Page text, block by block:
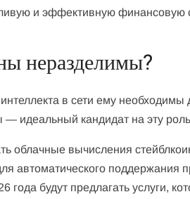
и эффективную финансовую
неразделимы?
в сети ему
идеальный кандидат на эту
облачные вычисления
автоматического поддержания
года будут предлагать услуги,